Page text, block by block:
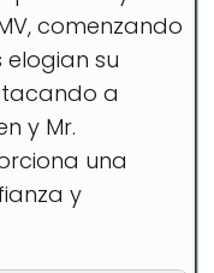
comenzando
elogian su
a
y Mr.
una
y